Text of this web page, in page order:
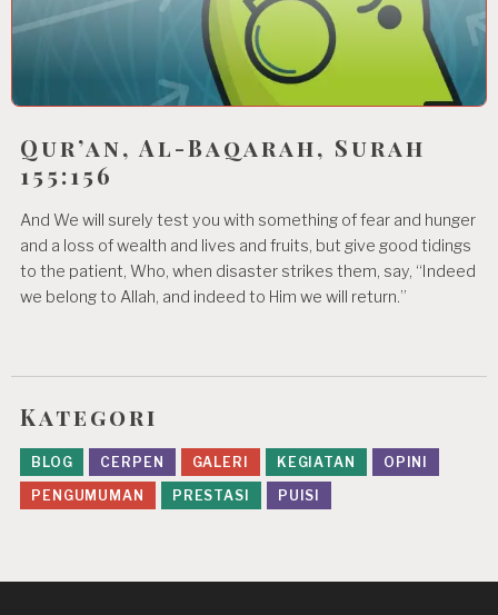
Qur’an, Al-Baqarah, Surah
155:156
And We will surely test you with something of fear and hunger
and a loss of wealth and lives and fruits, but give good tidings
to the patient, Who, when disaster strikes them, say, “Indeed
we belong to Allah, and indeed to Him we will return.”
Kategori
BLOG CERPEN GALERI KEGIATAN
OPINI
PENGUMUMAN
PRESTASI PUISI